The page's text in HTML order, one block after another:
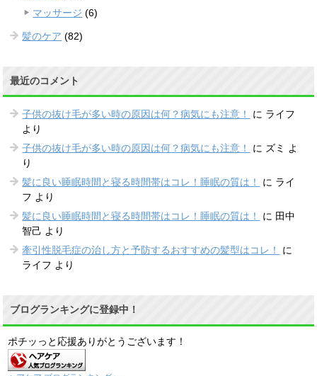
マッサージ (6)
髪のケア (82)
最近のコメント
子供の抜け毛が多い時の原因は何？病気にも注意！ に ライフ
より
子供の抜け毛が多い時の原因は何？病気にも注意！
に ズミ よ
り
髪に良い睡眠時間と寝る時間帯はコレ！睡眠の質は！
に ライ
フ より
髪に良い睡眠時間と寝る時間帯はコレ！睡眠の質は！
に 田中
智己 より
牽引性脱毛症の治し方と予防するおすすめの髪型はコレ！
に
ライフ より
ブログランキングに登録中！
ポチッっと応援ありがとうございます！